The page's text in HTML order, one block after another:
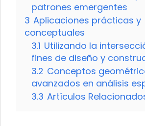
patrones emergentes
3 Aplicaciones prácticas y
conceptuales
3.1 Utilizando la
fines de diseño y
3.2 Conceptos
avanzados en análisis
3.3 Artículos